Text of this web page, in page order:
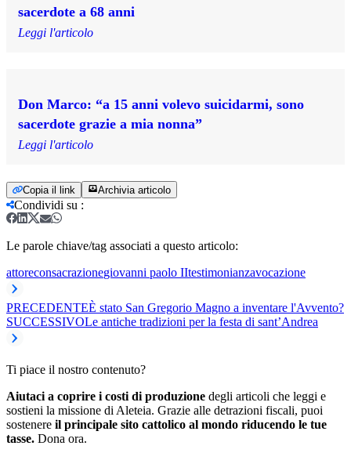
sacerdote a 68 anni
Leggi l'articolo
Don Marco: “a 15 anni volevo suicidarmi, sono
sacerdote grazie a mia nonna”
Leggi l'articolo
Copia il link Archivia articolo
Condividi su :
Le parole chiave/tag associati a questo articolo:
attoreconsacrazionegiovanni paolo IItestimonianzavocazione
PRECEDENTEÈ stato San Gregorio Magno a inventare l'Avvento?
SUCCESSIVOLe antiche tradizioni per la festa di sant’Andrea
Ti piace il nostro contenuto?
Aiutaci a coprire i costi di produzione degli articoli che leggi e
sostieni la missione di Aleteia. Grazie alle detrazioni fiscali, puoi
sostenere il principale sito cattolico al mondo riducendo le tue
tasse. Dona ora.